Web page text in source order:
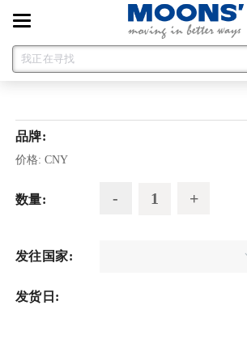
Toggle
navigation
品牌:
价格: CNY
数量:
发往国家:
发货日: